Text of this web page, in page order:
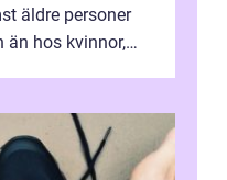
äldre personer
än hos kvinnor,